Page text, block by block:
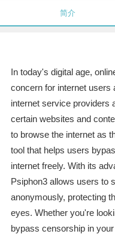
简介
In today's digital age,
concern for internet users
internet service providers
certain websites and
to browse the internet as
tool that helps users
internet freely. With its
Psiphon3 allows users to
anonymously, protecting
eyes. Whether you're
bypass censorship in